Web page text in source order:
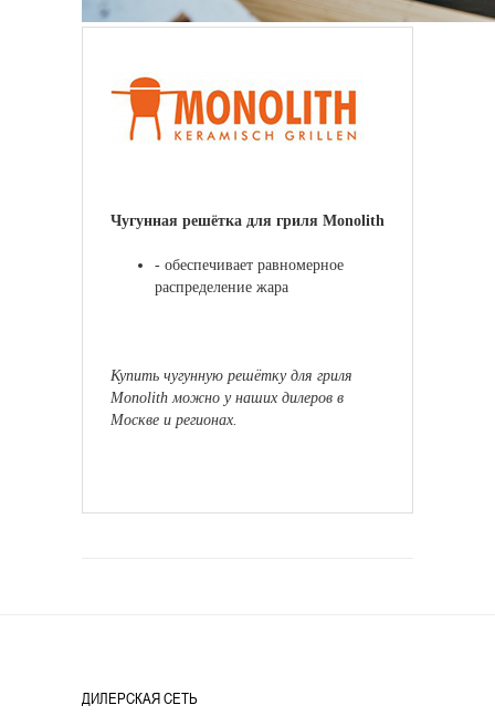
Чугунная решётка для гриля Monolith
- обеспечивает равномерное
распределение жара
Купить чугунную решётку для гриля
Monolith можно у наших дилеров в
Москве и регионах.
ДИЛЕРСКАЯ СЕТЬ